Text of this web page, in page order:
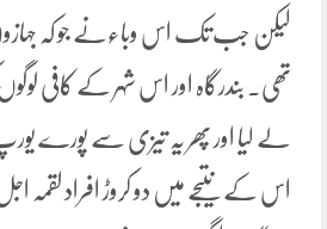
لیکن جب تک اس وباءنے جو کہ جہازوں
تھی۔ بندرگاہ اور اس شہر کے کافی
لے لیا اور پھر یہ تیزی سے پورے
اس کے نتیجے میں دو کروڑ افراد لقمہ